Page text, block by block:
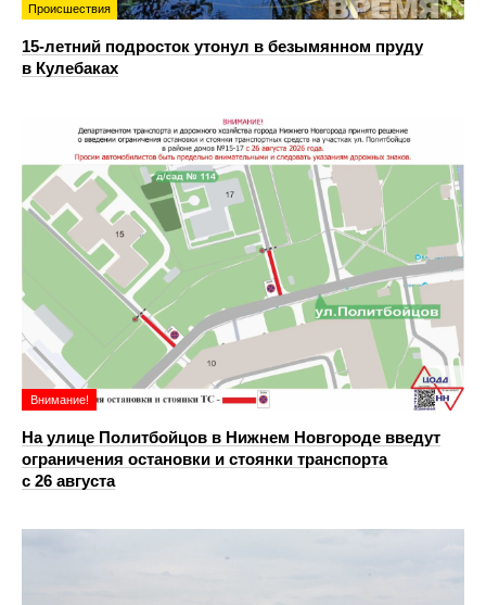
Происшествия
15-летний подросток утонул в безымянном пруду
в Кулебаках
Внимание!
На улице Политбойцов в Нижнем Новгороде введут
ограничения остановки и стоянки транспорта
с 26 августа